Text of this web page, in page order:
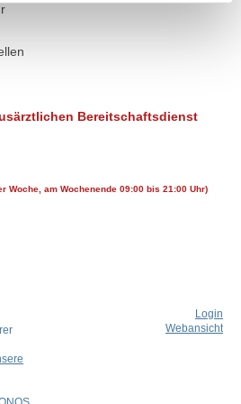
Bereitschaftsdienst
Woche, am Wochenende 09:00 bis 21:00 Uhr)
Login
Webansicht